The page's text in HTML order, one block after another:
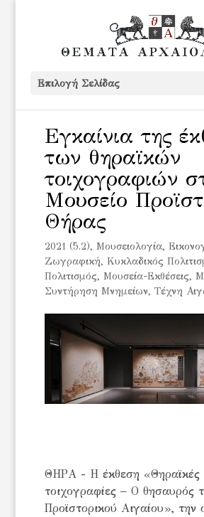
Επιλογή Σελίδας
Εγκαίνια της
των θηραϊκών
τοιχογραφιών
Μουσείο
Θήρας
2021 (5.2), Mουσειολογία,
Ζωγραφική, Κυκλαδικός
Πολιτισμός, Μουσεία-Εκθέσεις,
Συντήρηση Μνημείων, Τέχνη
ΘΗΡΑ - Η έκθεση «Θηραϊκές
τοιχογραφίες – Ο θησαυρός
Προϊστορικού Αιγαίου», την